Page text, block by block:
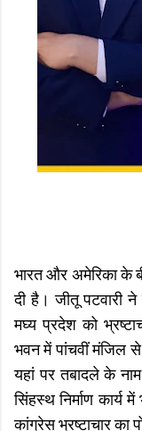
भारत और अमेरिका के
दी है। जीतू पटवारी
मघ्य प्रदेश को
भवन में पांचवीं मंजिल
यहां पर तबादले के
सिंहस्थ निर्माण कार्य
कांग्रेस भ्रष्टाचार का